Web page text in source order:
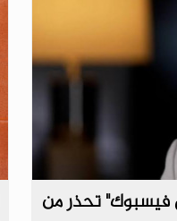
فيسبوك" تحذر من